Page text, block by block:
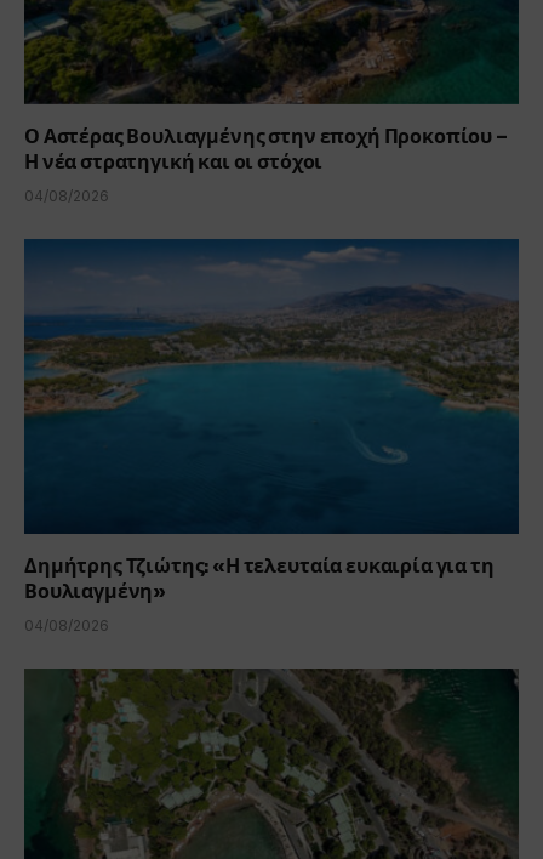
Ο Αστέρας Βουλιαγμένης στην εποχή Προκοπίου –
Η νέα στρατηγική και οι στόχοι
04/08/2026
Δημήτρης Τζιώτης: «Η τελευταία ευκαιρία για τη
Βουλιαγμένη»
04/08/2026